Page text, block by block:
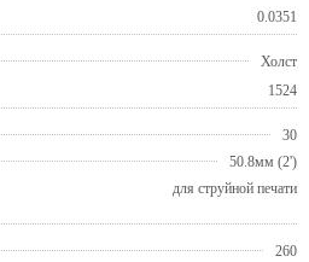
0.0351
Холст
1524
30
50.8мм (2')
для струйной печати
260